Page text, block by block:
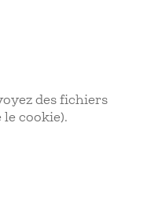
des fichiers
cookie).